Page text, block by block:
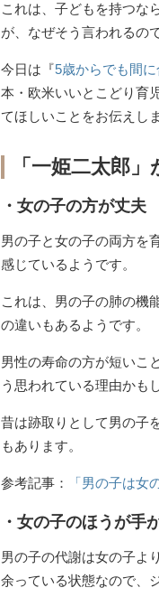
これは、子どもを持つな
が、なぜそう言われるの
今日は『5歳からでも間
本・欧米いいとこどり育
てほしいことをお伝えしま
「一姫二太郎
・女の子の方が丈夫
男の子と女の子の両方を
感じているようです。
これは、男の子の肺の機
の違いもあるようです。
男性の寿命の方が短いこ
う思われている理由かも
昔は跡取りとして男の子
もあります。
参考記事： 「男の子は女
・女の子のほうが手
男の子の代謝は女の子よ
余っている状態なので、